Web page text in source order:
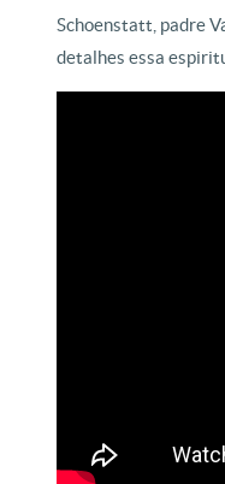
Schoenstatt, padre
detalhes essa